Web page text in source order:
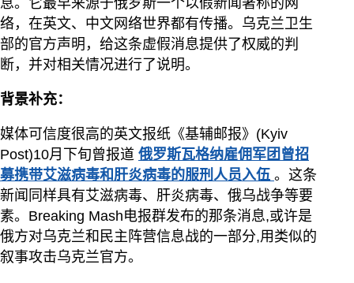
息。它最早来源于俄罗斯一个以假新闻著称的网
络，在英文、中文网络世界都有传播。乌克兰卫生
部的官方声明，给这条虚假消息提供了权威的判
断，并对相关情况进行了说明。
背景补充：
媒体可信度很高的英文报纸《基辅邮报》(Kyiv
Post)10月下旬曾报道 俄罗斯瓦格纳雇佣军团曾招
募携带艾滋病毒和肝炎病毒的服刑人员入伍 。这条
新闻同样具有艾滋病毒、肝炎病毒、俄乌战争等要
素。Breaking Mash电报群发布的那条消息,或许是
俄方对乌克兰和民主阵营信息战的一部分,用类似的
叙事攻击乌克兰官方。